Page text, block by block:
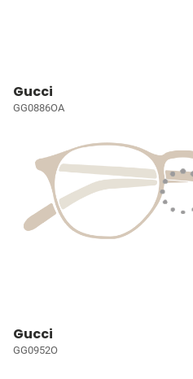
Gucci
GG0886OA
Gucci
GG0952O